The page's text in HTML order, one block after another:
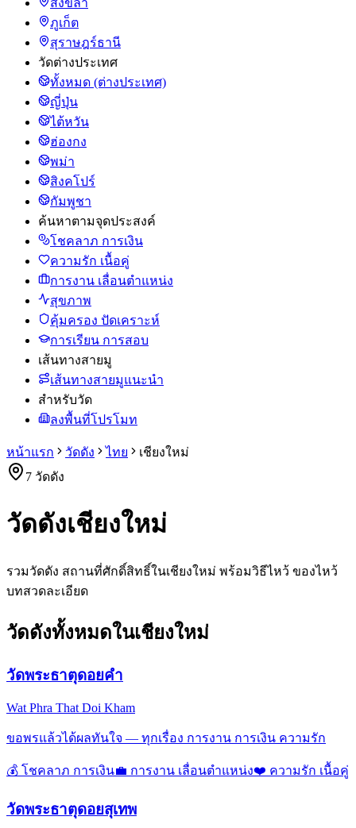
สงขลา
ภูเก็ต
สุราษฎร์ธานี
วัดต่างประเทศ
ทั้งหมด (ต่างประเทศ)
ญี่ปุ่น
ไต้หวัน
ฮ่องกง
พม่า
สิงคโปร์
กัมพูชา
ค้นหาตามจุดประสงค์
โชคลาภ การเงิน
ความรัก เนื้อคู่
การงาน เลื่อนตำแหน่ง
สุขภาพ
คุ้มครอง ปัดเคราะห์
การเรียน การสอบ
เส้นทางสายมู
เส้นทางสายมูแนะนำ
สำหรับวัด
ลงพื้นที่โปรโมท
หน้าแรก วัดดัง ไทย
เชียงใหม่
7 วัดดัง
วัดดังเชียงใหม่
รวมวัดดัง สถานที่ศักดิ์สิทธิ์ในเชียงใหม่ พร้อมวิธีไหว้ ของไหว้
บทสวดละเอียด
วัดดังทั้งหมดในเชียงใหม่
วัดพระธาตุดอยคำ
Wat Phra That Doi Kham
ขอพรแล้วได้ผลทันใจ — ทุกเรื่อง การงาน การเงิน ความรัก
💰 โชคลาภ การเงิน💼 การงาน เลื่อนตำแหน่ง❤️ ความรัก เนื้อคู่
วัดพระธาตุดอยสุเทพ